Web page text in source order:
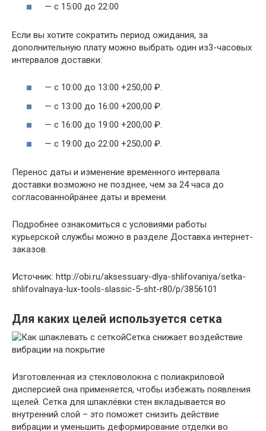
— с 15:00 до 22:00
Если вы хотите сократить период ожидания, за
дополнительную плату можно выбрать один из3-часовых
интервалов доставки:
— с 10:00 до 13:00 +250,00 ₽.
— с 13:00 до 16:00 +200,00 ₽.
— с 16:00 до 19:00 +200,00 ₽.
— с 19:00 до 22:00 +250,00 ₽.
Перенос даты и изменение временного интервала
доставки возможно не позднее, чем за 24 часа до
согласованнойранее даты и времени.
Подробнее ознакомиться с условиями работы
курьерской службы можно в разделе Доставка интернет-
заказов.
Источник: http://obi.ru/aksessuary-dlya-shlifovaniya/setka-
shlifovalnaya-lux-tools-slassic-5-sht-r80/p/3856101
Для каких целей используется сетка
Сетка снижает воздействие
вибрации на покрытие
Изготовленная из стекловолокна с полиакриловой
дисперсией она применяется, чтобы избежать появления
щелей. Сетка для шпаклёвки стен вкладывается во
внутренний слой – это поможет снизить действие
вибрации и уменьшить деформирование отделки во